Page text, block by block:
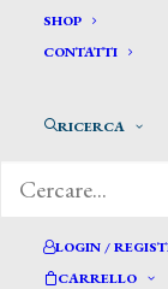
SHOP
CONTATTI
RICERCA
LOGIN /
CARRELLO
BERI
Si formò a
con un